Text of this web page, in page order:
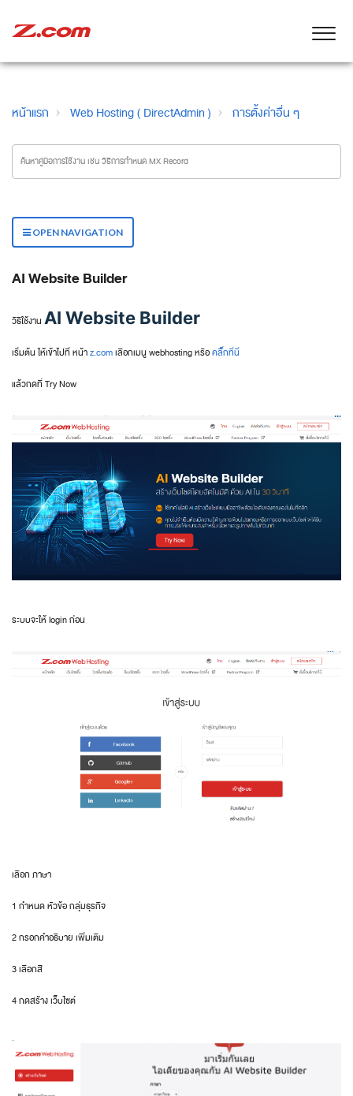
หน้าแรก Web Hosting ( DirectAdmin ) การตั้งค่าอื่น ๆ
OPEN NAVIGATION
AI Website Builder
วิธีใช้งาน AI Website Builder
เริ่มต้น ให้เข้าไปที่ หน้าz.comเลือกเมนู webhosting หรือคลิ๊กที่นี่
แล้วกดที่ Try Now
ระบบจะให้ login ก่อน
เลือก ภาษา
1 กำหนด หัวข้อ กลุ่มธุรกิจ
2 กรอกคำอธิบาย เพิ่มเติม
3 เลือกสี
4 กดสร้าง เว็บไซต์